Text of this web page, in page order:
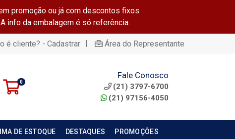
promoção ou já com descontos fixos.
info da embalagem é só referência.
é cliente? - Cadastrar | Área do Representante
0
Fale Conosco
(21) 3797-6700
(21) 97156-4050
DE ESTOQUE DESTAQUES PROMOÇÕES